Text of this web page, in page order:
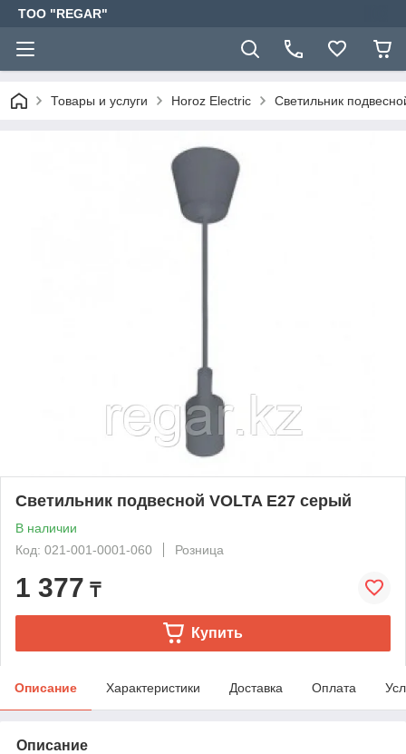
TOO "REGAR"
Товары и услуги Horoz Electric Светильник
Светильник подвесной VOLTA Е27 серый
В наличии
Код: 021-001-0001-060
Розница
1 377 ₸
Купить
Описание Характеристики Доставка Оплата
Описание